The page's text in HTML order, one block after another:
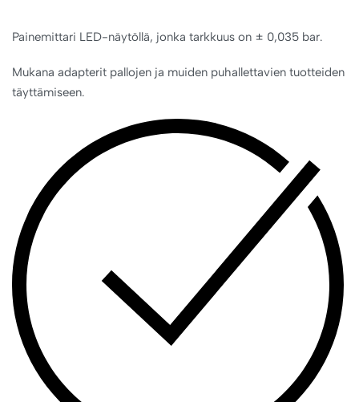
Painemittari LED-näytöllä, jonka tarkkuus on ± 0,035 bar.
Mukana adapterit pallojen ja muiden puhallettavien tuotteiden
täyttämiseen.